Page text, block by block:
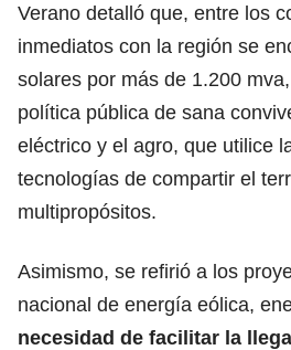
Verano detalló que, entre los
inmediatos con la región se
solares por más de 1.200
política pública de sana
eléctrico y el agro, que utilice
tecnologías de compartir el
multipropósitos.
Asimismo, se refirió a los
nacional de energía eólica,
necesidad de facilitar la